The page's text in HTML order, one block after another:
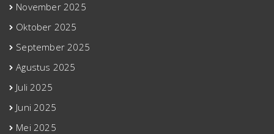
November 2025
Oktober 2025
September 2025
Agustus 2025
Juli 2025
Juni 2025
Mei 2025